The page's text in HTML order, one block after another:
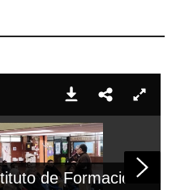
de Formación